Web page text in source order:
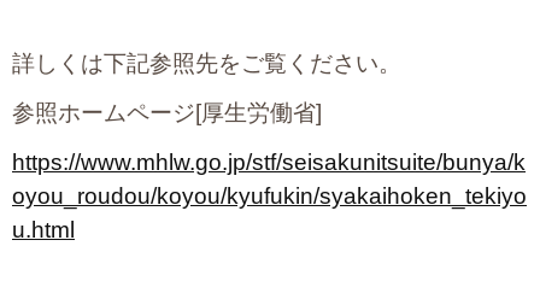
詳しくは下記参照先をご覧ください。
参照ホームページ[厚生労働省]
https://www.mhlw.go.jp/stf/seisakunitsuite/bunya/k
oyou_roudou/koyou/kyufukin/syakaihoken_tekiyo
u.html